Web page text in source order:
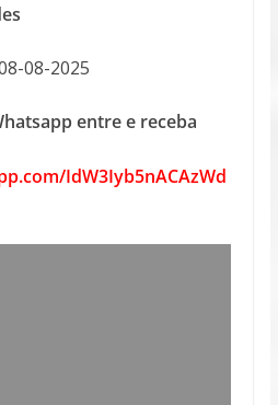
08-2025
entre e receba
IdW3Iyb5nACAzWd